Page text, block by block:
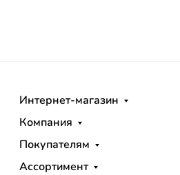
Интернет-магазин
Компания
Покупателям
Ассортимент